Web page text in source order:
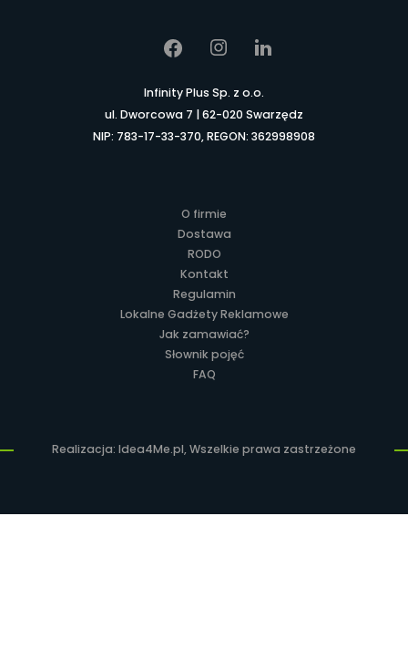
Infinity Plus Sp. z o.o.
ul. Dworcowa 7 | 62-020 Swarzędz
NIP: 783-17-33-370, REGON: 362998908
O firmie
Dostawa
RODO
Kontakt
Regulamin
Lokalne Gadżety Reklamowe
Jak zamawiać?
Słownik pojęć
FAQ
Realizacja: Idea4Me.pl, Wszelkie prawa zastrzeżone